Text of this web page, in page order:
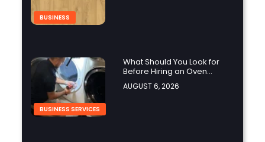
BUSINESS
BUSINESS SERVICES
What Should You Look for
Before Hiring an Oven
Repair Tampa Service
Provider?
AUGUST 6, 2026